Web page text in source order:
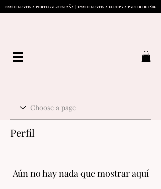
ENVÍO GRATIS A PORTUGAL & ESPAÑA | ENVIO GRATIS A EUROPA A PARTIR DE150€
Perfil
Aún no hay nada que mostrar aquí